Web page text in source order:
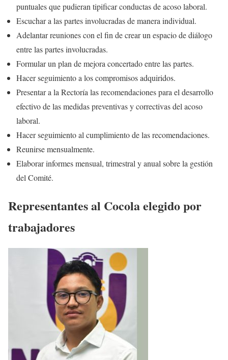
puntuales que pudieran tipificar conductas de acoso laboral.
Escuchar a las partes involucradas de manera individual.
Adelantar reuniones con el fin de crear un espacio de diálogo
entre las partes involucradas.
Formular un plan de mejora concertado entre las partes.
Hacer seguimiento a los compromisos adquiridos.
Presentar a la Rectoría las recomendaciones para el desarrollo
efectivo de las medidas preventivas y correctivas del acoso
laboral.
Hacer seguimiento al cumplimiento de las recomendaciones.
Reunirse mensualmente.
Elaborar informes mensual, trimestral y anual sobre la gestión
del Comité.
Representantes al Cocola elegido por
trabajadores